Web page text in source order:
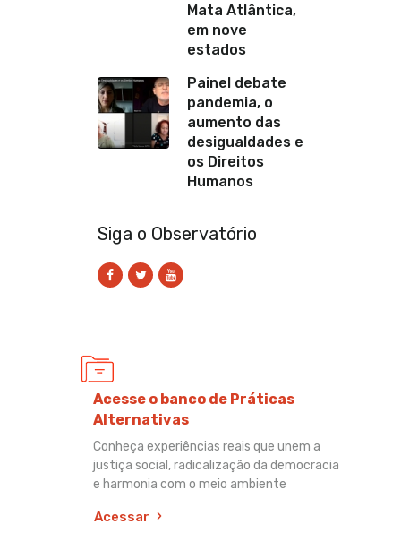
Mata Atlântica,
em nove
estados
Painel debate
pandemia, o
aumento das
desigualdades e
os Direitos
Humanos
Siga o Observatório
Acesse o banco de Práticas
Alternativas
Conheça experiências reais que unem a
justiça social, radicalização da democracia
e harmonia com o meio ambiente
Acessar